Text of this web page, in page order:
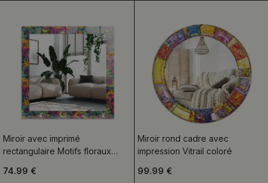
Miroir avec imprimé
rectangulaire Motifs floraux
74.99 €
Miroir rond cadre avec
impression Vitrail coloré
99.99 €